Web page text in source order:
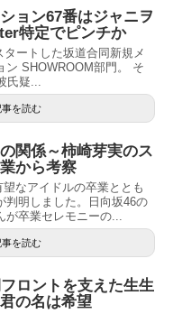
ョン67番はジャニヲ
特定でピンチか
ートした坂道合同新規メ
ン SHOWROOM部門。 そ
氏疑...
事を読む
関係～柿崎芽実のス
から考察
なアイドルの卒業ととも
判明しました。日向坂46の
が卒業セレモニーの...
事を読む
フロントを支えた生生
の名は希望